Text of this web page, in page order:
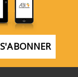
S'ABONNER